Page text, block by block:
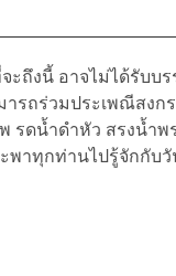
ะถึงนี้ อาจไม่ได้รับบ
ารถร่วมประเพณีสง
รดน้ำดำหัว สรงน้ำพ
พาทุกท่านไปรู้จักกับ